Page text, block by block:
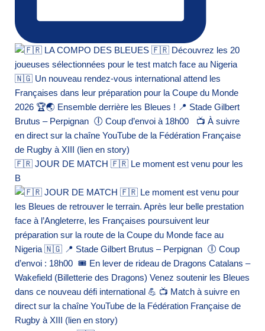
🇫🇷 JOUR DE MATCH 🇫🇷 Le moment est venu pour les
B